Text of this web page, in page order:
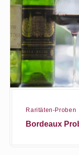
Raritäten-Proben
Bordeaux